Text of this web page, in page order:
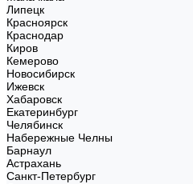
Липецк
Красноярск
Краснодар
Киров
Кемерово
Новосибирск
Ижевск
Хабаровск
Екатеринбург
Челябинск
Набережные Челны
Барнаул
Астрахань
Санкт-Петербург